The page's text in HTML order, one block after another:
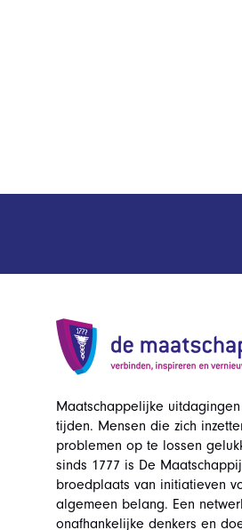
Maatschappelijke
tijden. Mensen die zich
problemen op te lossen
sinds 1777 is De
broedplaats van initiatieven
algemeen belang. Een
onafhankelijke denkers en